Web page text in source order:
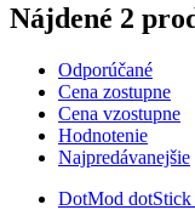
Nájdené 2
Odporúčané
Cena zostupne
Cena vzostupne
Hodnotenie
Najpredávanejšie
DotMod dotStick